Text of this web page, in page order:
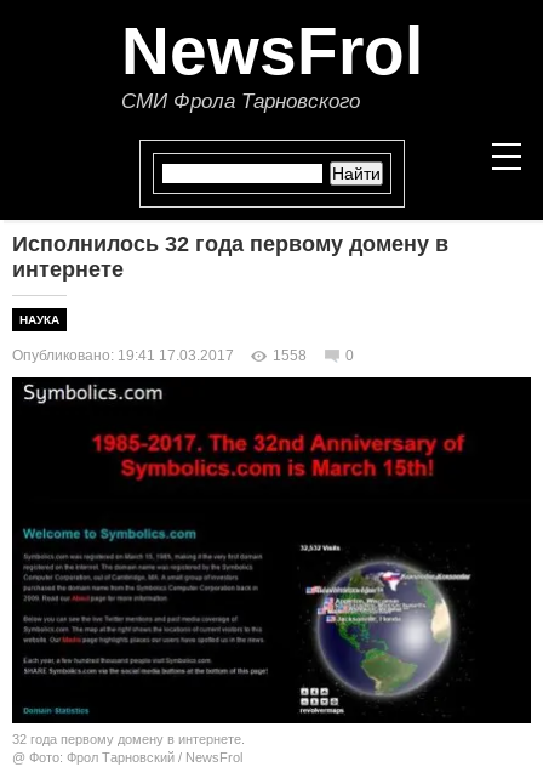
NewsFrol
СМИ Фрола Тарновского
ПОЛИТИКА
ЭКОНОМИКА
В МИРЕ
КУЛЬТУРА
НАУКА
СПОРТ
ШОУ-БИЗНЕС
Исполнилось 32 года первому домену в
интернете
НАУКА
Опубликовано: 19:41 17.03.2017 1558 0
32 года первому домену в интернете.
@ Фото: Фрол Тарновский / NewsFrol